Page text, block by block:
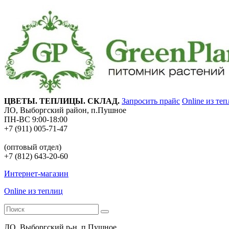
ЦВЕТЫ. ТЕПЛИЦЫ. СКЛАД. Запросить прайс Online из
ЛО, Выборгский район, п.Пушное
ПН-ВС 9:00-18:00
+7 (911) 005-71-47
(оптовый отдел)
+7 (812) 643-20-60
Интернет-магазин
Online из теплиц
ЛО, Выборгский р-н, п.Пушное